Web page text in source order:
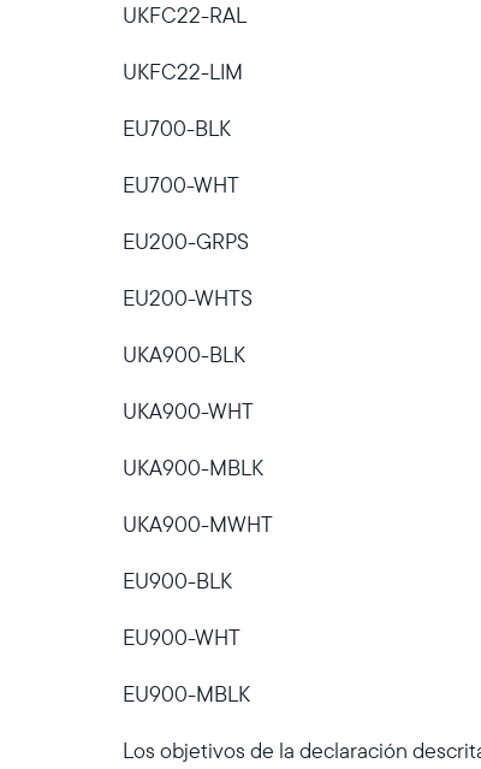
Selecciona tu ubicación
United States
tu ubicación:
Enviar
UKFC22-RAL
UKFC22-LIM
EU700-BLK
EU700-WHT
EU200-GRPS
EU200-WHTS
UKA900-BLK
UKA900-WHT
UKA900-MBLK
UKA900-MWHT
EU900-BLK
EU900-WHT
EU900-MBLK
Los objetivos de la declaración